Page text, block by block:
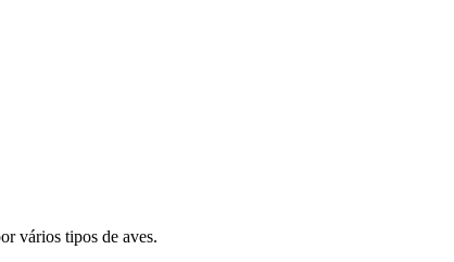
vários tipos de aves.